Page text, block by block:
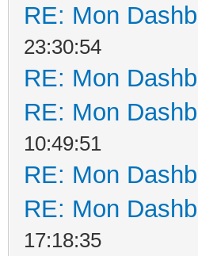
RE: Mon
23:30:54
RE: Mon
RE: Mon
10:49:51
RE: Mon
RE: Mon
17:18:35